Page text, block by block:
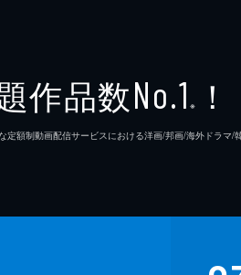
作品数No.1 ※ ！
額制動画配信サービスにおける洋画/邦画/海外ドラマ/